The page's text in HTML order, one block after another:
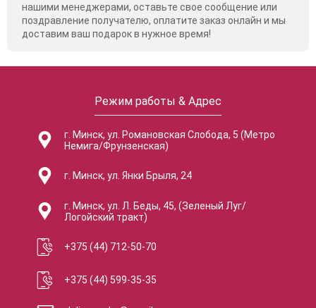
нашими менеджерами, оставьте свое сообщение или
поздравление получателю, оплатите заказ онлайн и мы
доставим ваш подарок в нужное время!
Режим работы & Адрес
г. Минск, ул. Романовская Слобода, 5 (Метро
Немига/Фрунзенская)
г. Минск, ул. Янки Брыля, 24
г. Минск, ул. Л. Беды, 45, (Зеленый Луг/
Логойский тракт)
+375 (44) 712-50-70
+375 (44) 599-35-35